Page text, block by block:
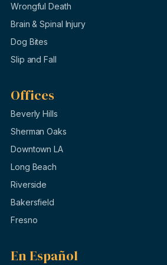
Wrongful Death
Brain & Spinal Injury
Dog Bites
Slip and Fall
Offices
Beverly Hills
Sherman Oaks
Downtown LA
Long Beach
Riverside
Bakersfield
Fresno
En Español